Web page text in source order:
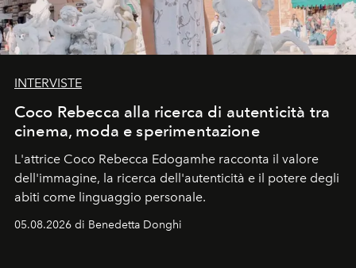
INTERVISTE
Coco Rebecca alla ricerca di autenticità tra
cinema, moda e sperimentazione
L'attrice Coco Rebecca Edogamhe racconta il valore
dell'immagine, la ricerca dell'autenticità e il potere degli
abiti come linguaggio personale.
05.08.2026 di Benedetta Donghi